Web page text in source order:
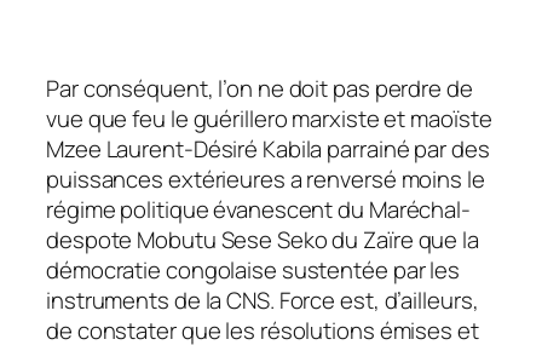
Par conséquent, l’on ne doit pas perdre de
vue que feu le guérillero marxiste et maoïste
Mzee Laurent-Désiré Kabila parrainé par des
puissances extérieures a renversé moins le
régime politique évanescent du Maréchal-
despote Mobutu Sese Seko du Zaïre que la
démocratie congolaise sustentée par les
instruments de la CNS. Force est, d’ailleurs,
de constater que les résolutions émises et